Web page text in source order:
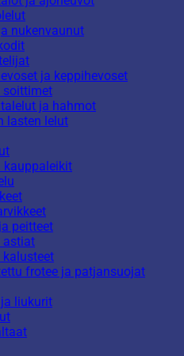
nukenvaunut
ja keppihevoset
soittimet
ja hahmot
lasten lelut
kauppaleikit
peitteet
astiat
kalusteet
frotee ja patjansuojat
liukurit